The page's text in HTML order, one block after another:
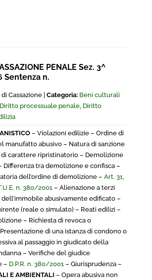
PENALE Sez. 3^
n.
Cassazione | Categoria: Beni culturali
Diritto processuale penale, Diritto
– Violazioni edilizie – Ordine di
manufatto abusivo – Natura di sanzione
carattere ripristinatorio – Demolizione
Differenza tra demolizione e confisca –
dell’ordine di demolizione – Art. 31,
n. 380/2001– Alienazione a terzi
abusivamente edificato –
(reale o simulato) – Reati edilizi –
– Richiesta di revoca o
di una istanza di condono o
al passaggio in giudicato della
– Verifiche del giudice
– D.P.R. n. 380/2001 – Giurisprudenza –
E AMBIENTALI – Opera abusiva non